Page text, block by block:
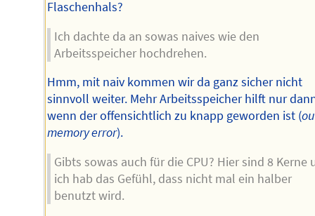
Flaschenhals?
Ich dachte da an sowas naives wie den
Arbeitsspeicher hochdrehen.
Hmm, mit naiv kommen wir da ganz sicher nicht
sinnvoll weiter. Mehr Arbeitsspeicher hilft nur
wenn der offensichtlich zu knapp geworden ist (
memory error).
Gibts sowas auch für die CPU? Hier sind 8 Kerne
ich hab das Gefühl, dass nicht mal ein halber
benutzt wird.